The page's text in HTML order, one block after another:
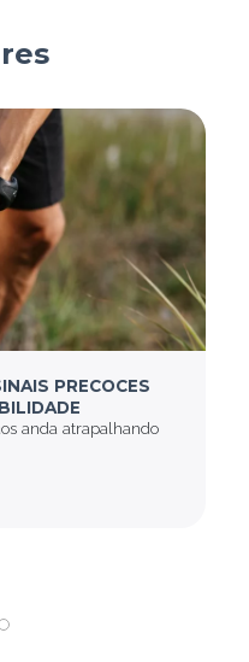
PRECOCES
anda atrapalhando